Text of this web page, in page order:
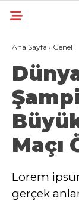
Ana Sayfa › Genel
Maçı
Lorem
gerçek